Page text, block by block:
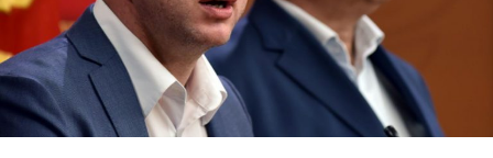
On je rekao da za njega politika nije umijeće da se ljudi
drže u rovovima, nego da se iz njih izađe.
„Ponekad je najveća snaga da u odgovoru na mržnju ne
postanemo ono protiv čega se borimo. Posebnu